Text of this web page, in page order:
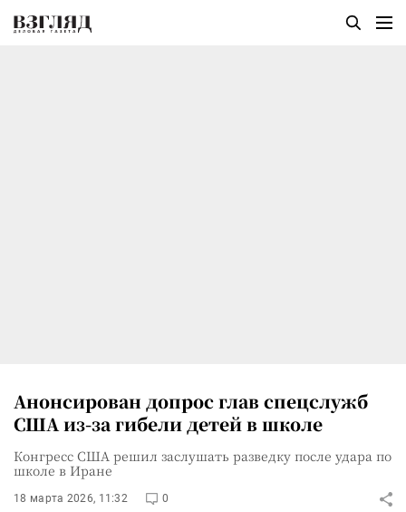
Анонсирован допрос глав спецслужб
США из-за гибели детей в школе
Конгресс США решил заслушать разведку после удара по
школе в Иране
18 марта 2026, 11:32 0